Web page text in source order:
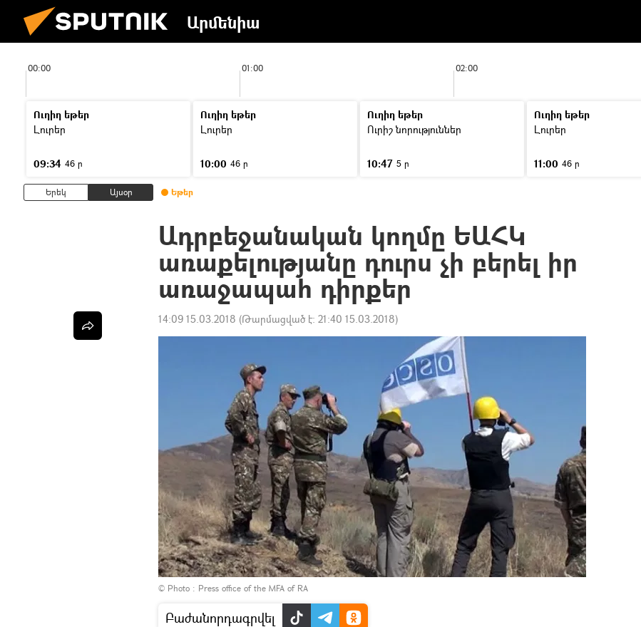
Արմենիա
00:00 01:00 02:00
Ուղիղ եթեր
Լուրեր
09:34 46 ր
Ուղիղ եթեր
Լուրեր
10:00 46 ր
Ուղիղ եթեր
Ուրիշ նորություններ
10:47 5 ր
Ուղիղ եթեր
Լուրեր
11:00 46 ր
Երեկ Այսօր Եթեր
Ադրբեջանական կողմը ԵԱՀԿ
առաքելությանը դուրս չի բերել իր
առաջապահ դիրքեր
14:09 15.03.2018 (Թարմացված է: 21:40 15.03.2018)
© Photo : Press office of the MFA of RA
Բաժանորդագրվել